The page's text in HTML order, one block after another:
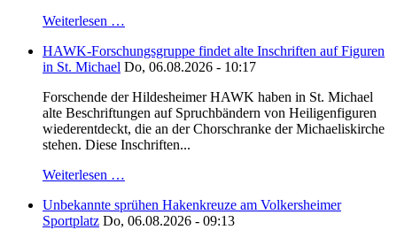
Weiterlesen …
HAWK-Forschungsgruppe findet alte Inschriften auf Figuren
in St. Michael Do, 06.08.2026 - 10:17
Forschende der Hildesheimer HAWK haben in St. Michael
alte Beschriftungen auf Spruchbändern von Heiligenfiguren
wiederentdeckt, die an der Chorschranke der Michaeliskirche
stehen. Diese Inschriften...
Weiterlesen …
Unbekannte sprühen Hakenkreuze am Volkersheimer
Sportplatz Do, 06.08.2026 - 09:13